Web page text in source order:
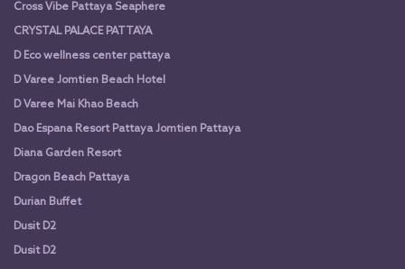
Cross Vibe Pattaya Seaphere
CRYSTAL PALACE PATTAYA
D Eco wellness center pattaya
D Varee Jomtien Beach Hotel
D Varee Mai Khao Beach
Dao Espana Resort Pattaya Jomtien Pattaya
Diana Garden Resort
Dragon Beach Pattaya
Durian Buffet
Dusit D2
Dusit D2